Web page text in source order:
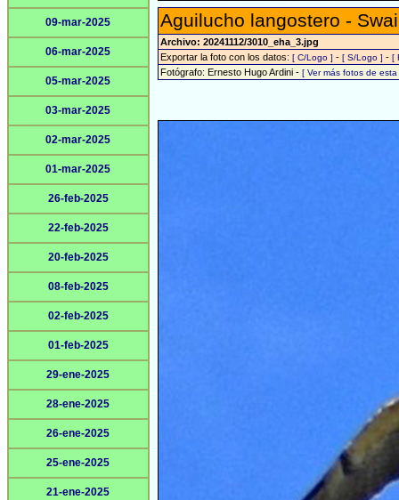
09-mar-2025
06-mar-2025
05-mar-2025
03-mar-2025
02-mar-2025
01-mar-2025
26-feb-2025
22-feb-2025
20-feb-2025
08-feb-2025
02-feb-2025
01-feb-2025
29-ene-2025
28-ene-2025
26-ene-2025
25-ene-2025
21-ene-2025
Aguilucho langostero -
Archivo: 20241112/3010_eha_3.jpg
Exportar la foto con los datos: [ C/Logo ] - [ S/Logo ] - [
Fotógrafo: Ernesto Hugo Ardini - [ Ver más fotos de